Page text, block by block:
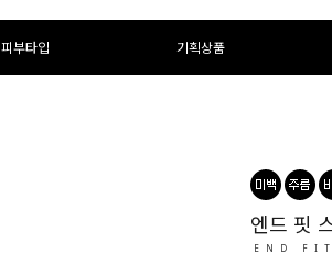
피부타입 기획상품
엔드 핏
END